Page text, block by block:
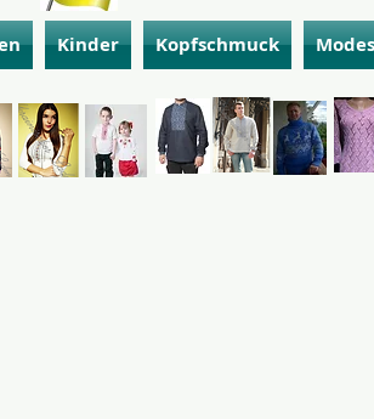
Kinder Kopfschmuck